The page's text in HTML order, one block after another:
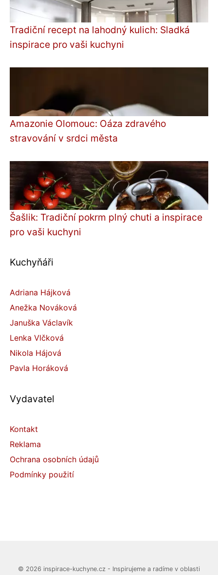
Tradiční recept na lahodný kulich: Sladká
inspirace pro vaši kuchyni
Amazonie Olomouc: Oáza zdravého
stravování v srdci města
Šašlik: Tradiční pokrm plný chuti a inspirace
pro vaši kuchyni
Kuchyňáři
Adriana Hájková
Anežka Nováková
Januška Václavík
Lenka Vlčková
Nikola Hájová
Pavla Horáková
Vydavatel
Kontakt
Reklama
Ochrana osobních údajů
Podmínky použití
© 2026 inspirace-kuchyne.cz - Inspirujeme a radíme v oblasti